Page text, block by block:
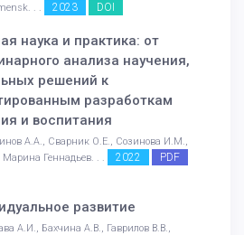
. .
2023 DOI
наука и практика: от
анализа научения,
решений к
разработкам
и воспитания
А.А., Сварник О.Е., Созинова И.М.,
Марина Геннадьев. . .
2022
PDF
развитие
А.И., Бахчина А.В., Гаврилов В.В.,